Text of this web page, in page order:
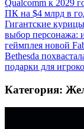
Qualcomm к 2029
ПК на $4 млрд в
Гигантские
выбор персонажа:
геймплея новой
Bethesda
подарки для
Категория: